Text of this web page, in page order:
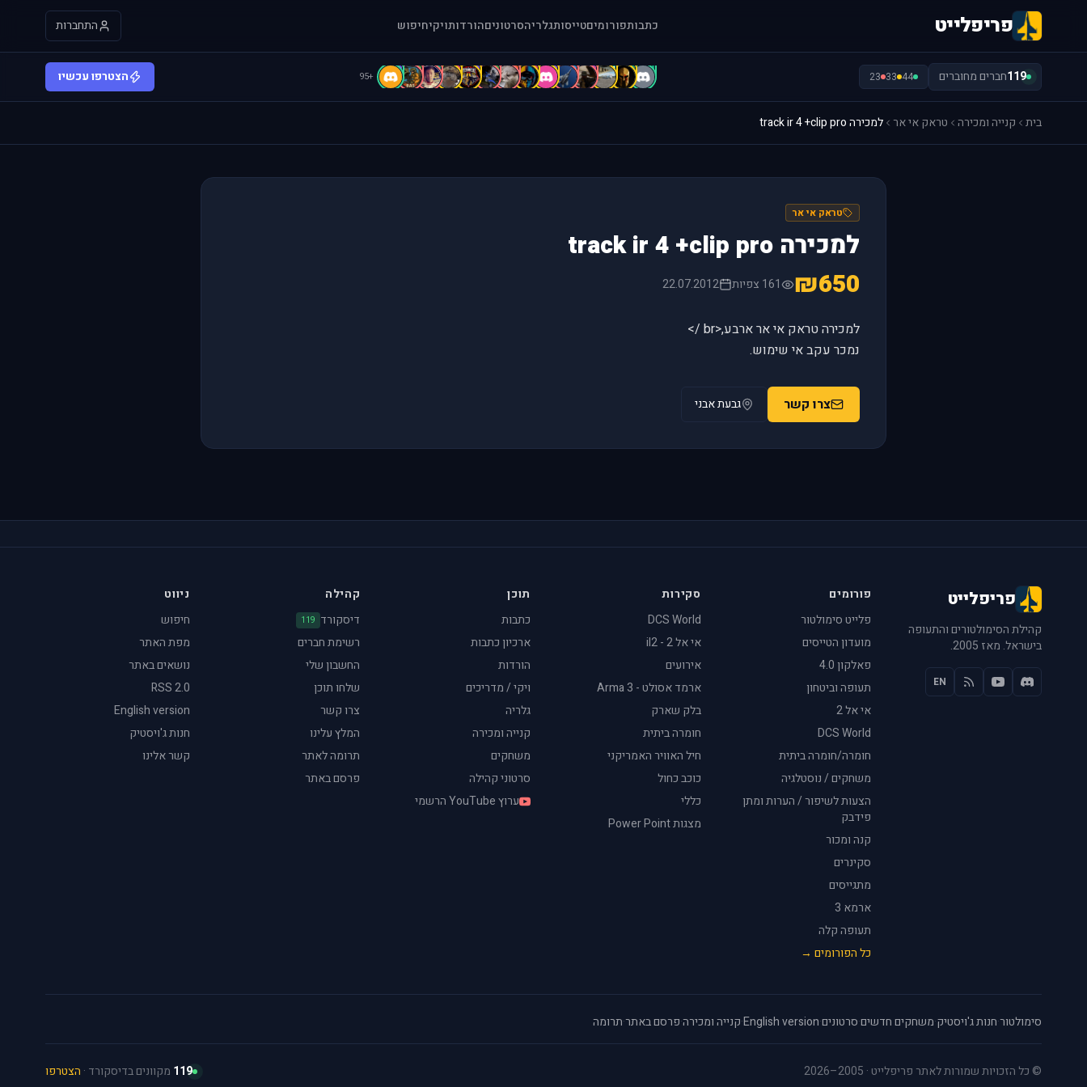
פריפלייט כתבותפורומיםטייסותגלריהסרטוניםהורדותויקיחיפוש התחברות
119חברים מחוברים 44
33
23
.
=
[
A
A
A
A
A
A
b
B
B
B
B
+95 הצטרפו עכשיו
בית קנייה ומכירה טראק אי אר למכירה track ir 4 +clip pro
טראק אי אר
למכירה track ir 4 +clip pro
₪650
161 צפיות 22.07.2012
למכירה טראק אי אר ארבע,<br />
נמכר עקב אי שימוש.
צרו קשר גבעת אבני
פריפלייט
קהילת הסימולטורים והתעופה
בישראל. מאז 2005.
EN
פורומים
פלייט סימולטור
מועדון הטייסים
פאלקון 4.0
תעופה וביטחון
אי אל 2
DCS World
חומרה/חומרה ביתית
משחקים / נוסטלגיה
הצעות לשיפור / הערות ומתן
פידבק
קנה ומכור
סקינרים
מתגייסים
ארמא 3
תעופה קלה
כל הפורומים →
סקירות
DCS World
אי אל 2 - il2
אירועים
ארמד אסולט - Arma 3
בלק שארק
חומרה ביתית
חיל האוויר האמריקני
כוכב כחול
כללי
מצגות Power Point
תוכן
כתבות
ארכיון כתבות
הורדות
ויקי / מדריכים
גלריה
קנייה ומכירה
משחקים
סרטוני קהילה
ערוץ YouTube הרשמי
קהילה
דיסקורד 119
רשימת חברים
החשבון שלי
שלחו תוכן
צרו קשר
המלץ עלינו
תרומה לאתר
פרסם באתר
ניווט
חיפוש
מפת האתר
נושאים באתר
RSS 2.0
English version
חנות ג'ויסטיק
קשר אלינו
סימולטור·חנות ג'ויסטיק·משחקים חדשים·סרטונים·
English version
·קנייה ומכירה·פרסם באתר·תרומה
© כל הזכויות שמורות לאתר פריפלייט · 2005–2026 119 מקוונים בדיסקורד · הצטרפו